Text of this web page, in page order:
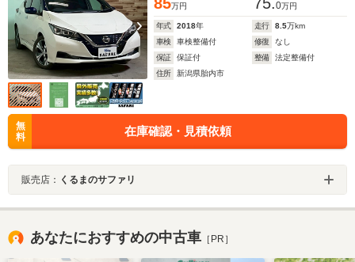
万円 0万円
年式 2018年 走行 8.5万km
車検
車検整備付 修復
なし
保証
保証付 整備
法定整備付
住所
新潟県胎内市
無
料
在庫確認・見積依頼
販売店： くるまのサファリ
あなたにおすすめの中古車 ［PR］